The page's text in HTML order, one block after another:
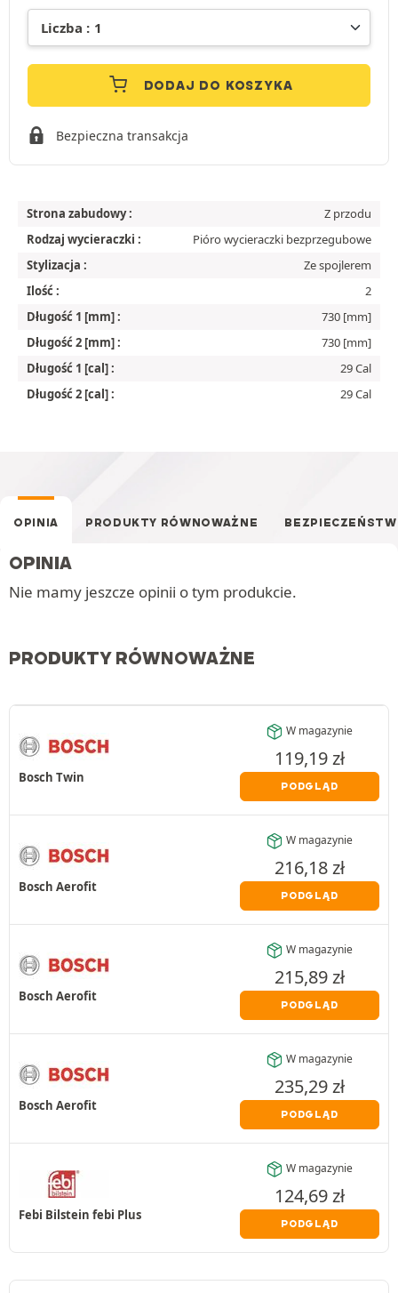
DODAJ DO KOSZYKA
Bezpieczna transakcja
Strona zabudowy :
Z przodu
Rodzaj wycieraczki :
Pióro wycieraczki bezprzegubowe
Stylizacja :
Ze spojlerem
Ilość :
2
Długość 1 [mm] :
730 [mm]
Długość 2 [mm] :
730 [mm]
Długość 1 [cal] :
29 Cal
Długość 2 [cal] :
29 Cal
OPINIA PRODUKTY RÓWNOWAŻNE
OPINIA
Nie mamy jeszcze opinii o tym produkcie.
PRODUKTY RÓWNOWAŻNE
Bosch Twin
W magazynie
119,19zł
PODGLĄD
Bosch Aerofit
W magazynie
216,18zł
PODGLĄD
Bosch Aerofit
W magazynie
215,89zł
PODGLĄD
Bosch Aerofit
W magazynie
235,29zł
PODGLĄD
Febi Bilstein febi Plus
W magazynie
124,69zł
PODGLĄD